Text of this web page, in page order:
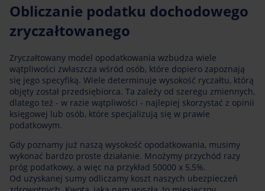
Obliczanie podatku dochodowego
zryczałtowanego
Zryczałtowany model opodatkowania wzbudza wiele
wątpliwości zwłaszcza wśród osób, które dopiero zapoznają
się jego specyfiką. Wiele determinuje wysokość ryczałtu, którą
objęty został przedsiębiorca. Ta zależy od szeregu zmiennych,
dlatego też - w razie wątpliwości - najlepiej skorzystać z opinii
księgowej lub osób, które specjalizują się w prawie
podatkowym.
Gdy poznamy już naszą wysokość opodatkowania, musimy
wykonać bardzo proste działanie. Mnożymy przychód razy
próg podatkowy, a więc na przykład 50000 x 5,5%.
Od uzyskanej sumy odliczamy koszt naszych ubezpieczeń